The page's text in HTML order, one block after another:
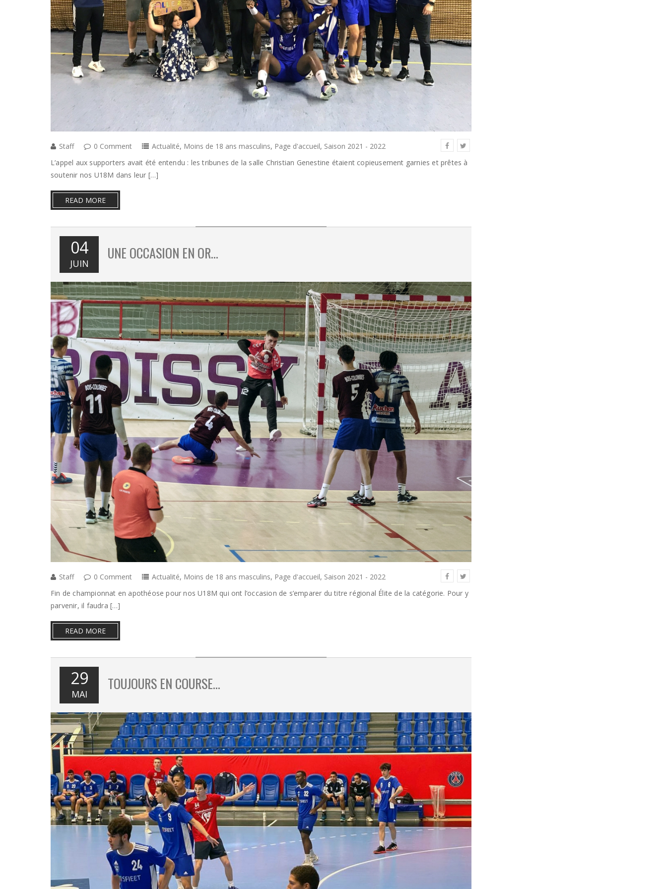
Staff 0 Comment Actualité, Moins de 18 ans masculins, Page d'accueil, Saison 2021 - 2022
L’appel aux supporters avait été entendu : les tribunes de la salle Christian Genestine étaient copieusement garnies et prêtes à
soutenir nos U18M dans leur […]
READ MORE
04
JUIN
UNE OCCASION EN OR…
Staff 0 Comment Actualité, Moins de 18 ans masculins, Page d'accueil, Saison 2021 - 2022
Fin de championnat en apothéose pour nos U18M qui ont l’occasion de s’emparer du titre régional Élite de la catégorie. Pour y
parvenir, il faudra […]
READ MORE
29
MAI
TOUJOURS EN COURSE…